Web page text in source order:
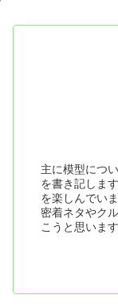
主に模型につ
を書き記しま
を楽しんでい
密着ネタやク
こうと思います